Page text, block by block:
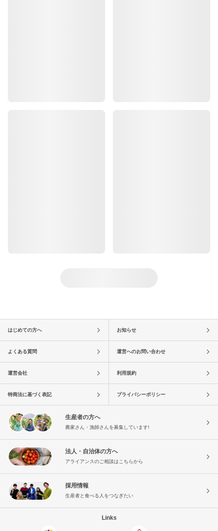
はじめての方へ お知らせ
よくある質問 運営へのお問い合わせ
運営会社 利用規約
特商法に基づく表記 プライバシーポリシー
生産者の方へ
農家さん・漁師さんを募集しています!
法人・自治体の方へ
アライアンスのご相談はこちらから
採用情報
生産者と食べる人をつなぎたい
Links